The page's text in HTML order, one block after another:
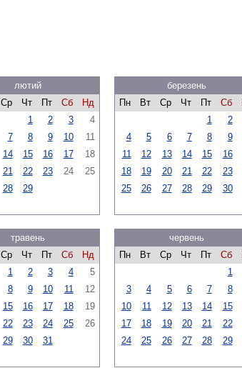
лютий
Ср Чт Пт Сб
Нд
1
2 3
4
7 8 9 10
11
14 15 16 17
18
21 22 23 24
25
28 29
березень
Пн
Вт Ср Чт Пт Сб
1
2
4
5 6 7 8 9
11
12 13 14 15 16
18
19 20 21 22 23
25
26 27 28 29 30
травень
Ср Чт Пт Сб
Нд
1
2 3 4
5
8 9 10 11
12
15 16 17 18
19
22 23 24 25
26
29 30 31
червень
Пн
Вт Ср Чт Пт Сб
1
3
4 5 6 7 8
10
11 12 13 14 15
17
18 19 20 21 22
24
25 26 27 28 29